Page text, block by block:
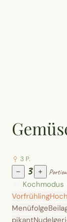
3 P.
− 3 +
Kochmodus
Vorfrühling
Menüfolge
pikant